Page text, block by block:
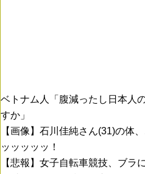
ベトナム人「腹減ったし日本人
すか」
【画像】石川佳純さん(31)の体
ッッッッッ！
【悲報】女子自転車競技、ブラ